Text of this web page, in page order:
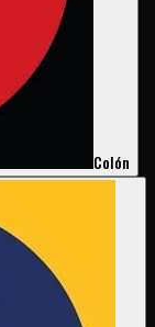
Colón